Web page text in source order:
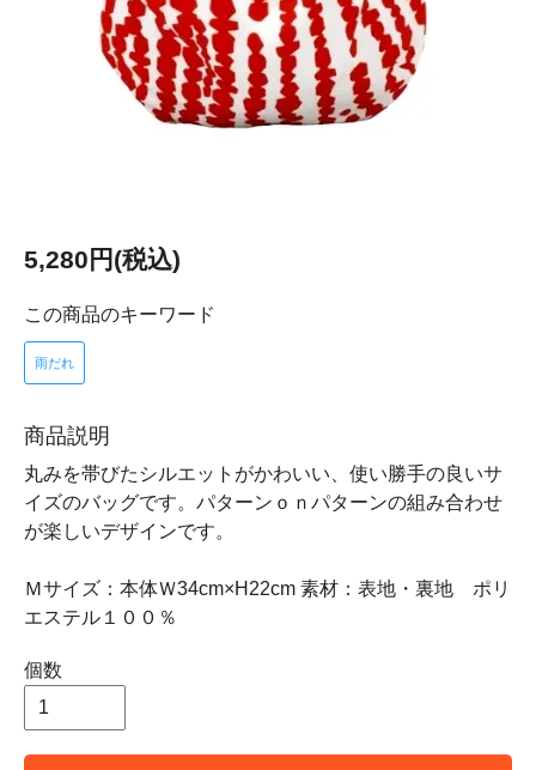
5,280円(税込)
この商品のキーワード
雨だれ
商品説明
丸みを帯びたシルエットがかわいい、使い勝手の良いサ
イズのバッグです。パターンｏｎパターンの組み合わせ
が楽しいデザインです。
Ｍサイズ：本体Ｗ34cm×H22cm 素材：表地・裏地 ポリ
エステル１００％
個数